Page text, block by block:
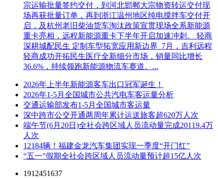
宗运输批量签约交付，到河北邯郸大宗物资转运交付现
场再获批量订单，再到浙江温州地区纯电搅拌车交付开
启，及杭州老旧柴油货车淘汰政策宣贯现场全系新能源
重卡亮相，远程新能源重卡下半年开启加速冲刺。 轻商
深耕城配民生 定制车型拓宽应用新边界 7月，吉利远程
轻商成功开拓民生医疗全新细分市场，销量同比增长
36.6%，持续领跑新能源物流车赛道。...
2026年上半年新能源客车出口冠军诞生！
2026年1-5月全国城市公共汽电车客运量分析
交通运输部发布1-5月全国城市客运量
深中跨市公交开通两周年累计运送旅客超620万人次
端午节(6月20日)全社会跨区域人员流动量完成20119.4万
人次
12184辆！福建金龙汽车集团实现一季度“开门红”
“五一”假期全社会跨区域人员流动量预计超15亿人次
1912451637